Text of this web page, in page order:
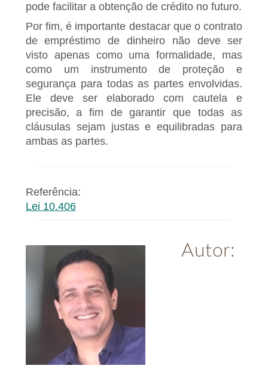
pode facilitar a obtenção de crédito no futuro.
Por fim, é importante destacar que o contrato
de empréstimo de dinheiro não deve ser
visto apenas como uma formalidade, mas
como um instrumento de proteção e
segurança para todas as partes envolvidas.
Ele deve ser elaborado com cautela e
precisão, a fim de garantir que todas as
cláusulas sejam justas e equilibradas para
ambas as partes.
Referência:
Lei 10.406
Autor: